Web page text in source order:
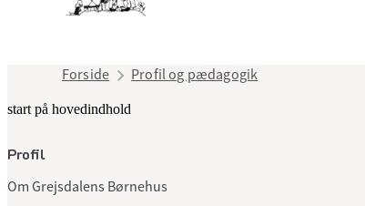
Forside Profil og pædagogik
start på hovedindhold
Profil
Om Grejsdalens Børnehus